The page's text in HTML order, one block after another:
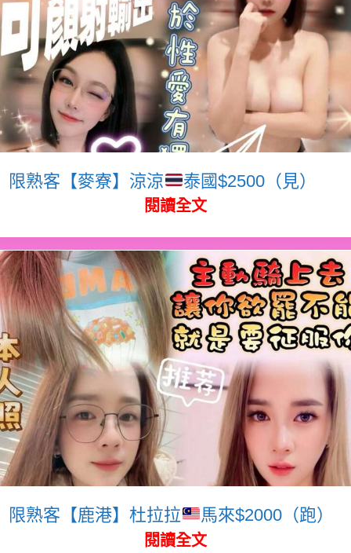
限熟客【麥寮】涼涼 泰國$2500（見）
閱讀全文
限熟客【鹿港】杜拉拉 馬來$2000（跑）
閱讀全文